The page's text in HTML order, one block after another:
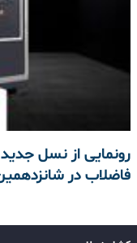
رونمایی از نسل
فاضلاب در